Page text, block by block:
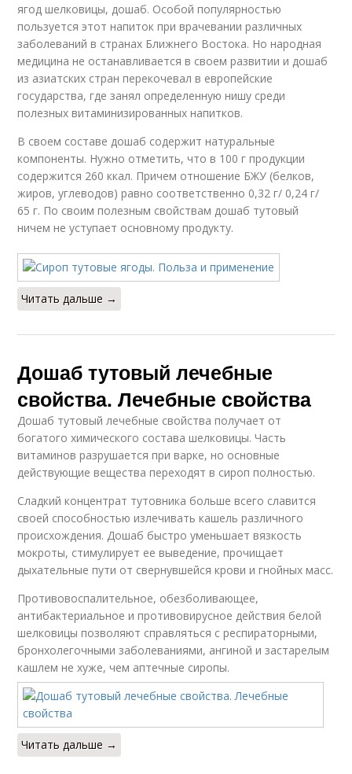
ягод шелковицы, дошаб. Особой популярностью
пользуется этот напиток при врачевании различных
заболеваний в странах Ближнего Востока. Но народная
медицина не останавливается в своем развитии и дошаб
из азиатских стран перекочевал в европейские
государства, где занял определенную нишу среди
полезных витаминизированных напитков.
В своем составе дошаб содержит натуральные
компоненты. Нужно отметить, что в 100 г продукции
содержится 260 ккал. Причем отношение БЖУ (белков,
жиров, углеводов) равно соответственно 0,32 г/ 0,24 г/
65 г. По своим полезным свойствам дошаб тутовый
ничем не уступает основному продукту.
Читать дальше →
Дошаб тутовый лечебные
свойства. Лечебные свойства
Дошаб тутовый лечебные свойства получает от
богатого химического состава шелковицы. Часть
витаминов разрушается при варке, но основные
действующие вещества переходят в сироп полностью.
Сладкий концентрат тутовника больше всего славится
своей способностью излечивать кашель различного
происхождения. Дошаб быстро уменьшает вязкость
мокроты, стимулирует ее выведение, прочищает
дыхательные пути от свернувшейся крови и гнойных масс.
Противовоспалительное, обезболивающее,
антибактериальное и противовирусное действия белой
шелковицы позволяют справляться с респираторными,
бронхолегочными заболеваниями, ангиной и застарелым
кашлем не хуже, чем аптечные сиропы.
Читать дальше →